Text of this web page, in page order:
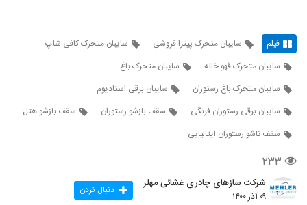
فیلم سایبان متحرک پیتزا فروشی
سایبان متحرک کافی شاپ
سایبان متحرک قهو خانه
سایبان متحرک باغ
سایبان متحرک باغ رستوران
سایبان برقی استادیوم
سایبان برقی رستوران فرنگی
سقف بازشو رستوران
سقف بازشو هتل
سقف تاشو رستوران ایتالیایی
۲۳۳
شرکت سازهای چادری غشائی مهلر
۰۹ آذر ۱۴۰۰ دنبال کردن